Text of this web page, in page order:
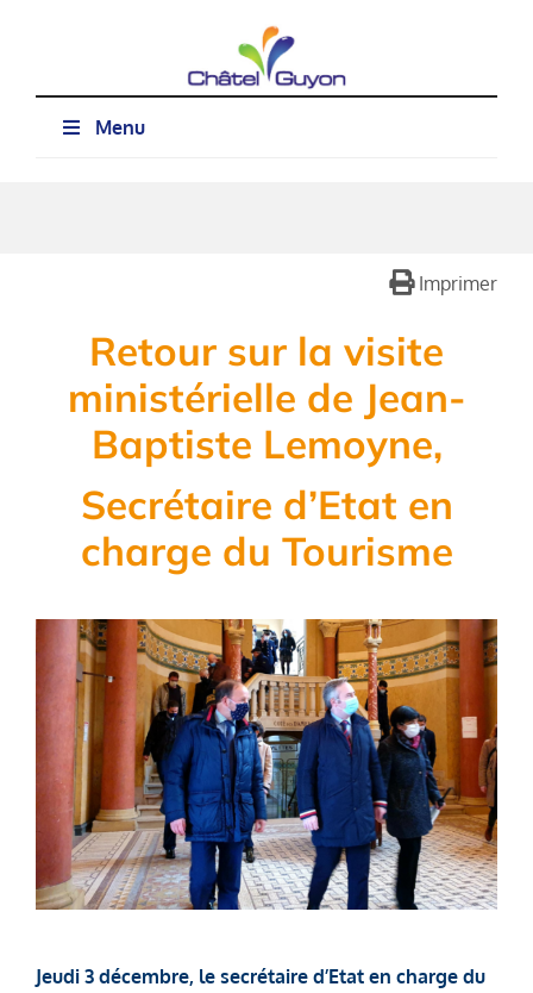
Menu
Imprimer
Retour sur la visite
ministérielle de Jean-
Baptiste Lemoyne,
Secrétaire d’Etat en
charge du Tourisme
Jeudi 3 décembre, le secrétaire d’Etat en charge du